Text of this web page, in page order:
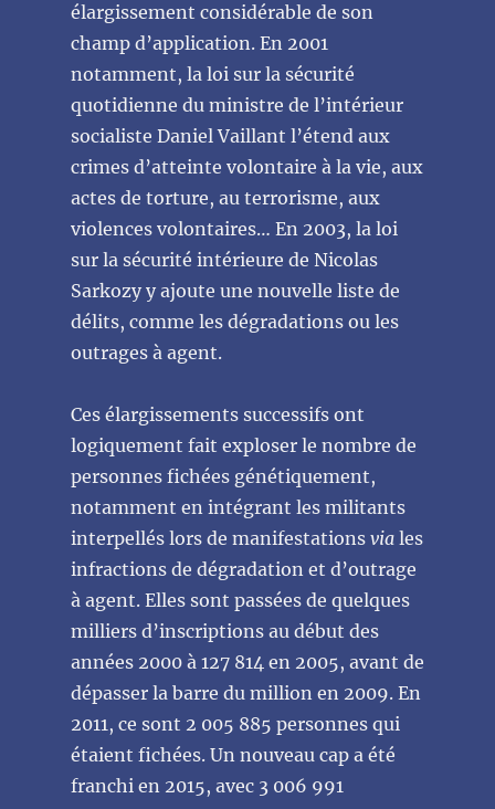
élargissement considérable de son
champ d’application. En 2001
notamment, la loi sur la sécurité
quotidienne du ministre de l’intérieur
socialiste Daniel Vaillant l’étend aux
crimes d’atteinte volontaire à la vie, aux
actes de torture, au terrorisme, aux
violences volontaires… En 2003, la loi
sur la sécurité intérieure de Nicolas
Sarkozy y ajoute une nouvelle liste de
délits, comme les dégradations ou les
outrages à agent.
Ces élargissements successifs ont
logiquement fait exploser le nombre de
personnes fichées génétiquement,
notamment en intégrant les militants
interpellés lors de manifestations viales
infractions de dégradation et d’outrage
à agent. Elles sont passées de quelques
milliers d’inscriptions au début des
années 2000 à 127 814 en 2005, avant de
dépasser la barre du million en 2009. En
2011, ce sont 2 005 885 personnes qui
étaient fichées. Un nouveau cap a été
franchi en 2015, avec 3 006 991